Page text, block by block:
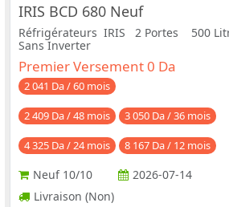
IRIS BCD 680 Neuf
Réfrigérateurs IRIS 2 Portes 500
Sans Inverter
Premier Versement 0 Da
2 041 Da / 60 mois
2 409 Da / 48 mois 3 050 Da / 36 mois
4 325 Da / 24 mois 8 167 Da / 12 mois
Neuf 10/10
2026-07-14
Livraison (Non)